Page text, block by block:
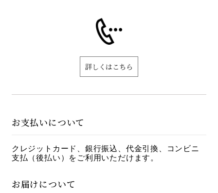
詳しくはこちら
お支払いについて
クレジットカード、銀行振込、代金引換、コンビニ
支払（後払い）をご利用いただけます。
お届けについて